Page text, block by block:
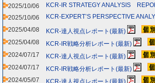
2025/10/06
KCR-IR STRATEGY ANALYSIS
2025/10/06
KCR-EXPERT’S PERSPECTIVE
2025/04/08
KCR-達人視点レポート(最新)
2025/04/08
KCR-IR戦略分析レポート(最新)
2024/07/17
KCR-達人視点レポート(最新)
2024/07/17
KCR-IR戦略分析レポート(最新)
2024/05/07
KCR-達人視点レポート(最新)